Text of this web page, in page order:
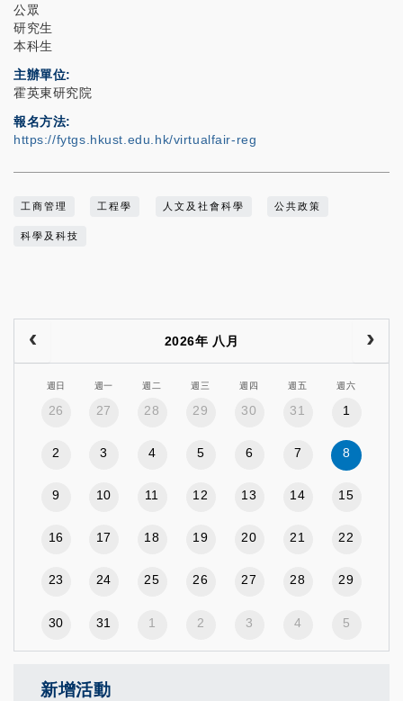
公眾
研究生
本科生
主辦單位
霍英東研究院
報名方法
https://fytgs.hkust.edu.hk/virtualfair-reg
工商管理 工程學 人文及社會科學 公共政策
科學及科技
2026年 八月
週日 週一 週二 週三 週四 週五 週六
26 27 28 29 30 31 1
2 3 4 5 6 7 8
9 10 11 12 13 14 15
16 17 18 19 20 21 22
23 24 25 26 27 28 29
30 31 1 2 3 4 5
新增活動